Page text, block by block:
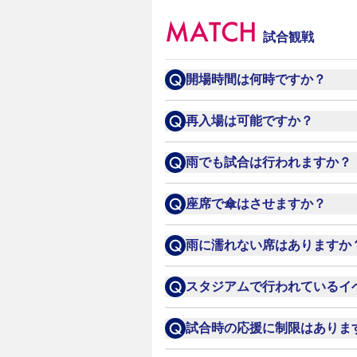
SAKURA SOCIOの詳細は
MATCH 試合観戦
開場時間は何時ですか？
ス/キッズ会員） 、
一般入場：キックオフ2時間
ご確認ください。
再入場は可能ですか？
雨でも試合は行われますか？
原則、通常通り開催いたし
性がございます。その場合は
座席で傘はさせますか？
傘をさしての観戦はできま
雨に濡れない席はありますか
可能性がございますので、予
スタジアムで行われているイ
当HPの『イベントニュース
が限定となるイベントもござ
試合時の応援に制限はありま